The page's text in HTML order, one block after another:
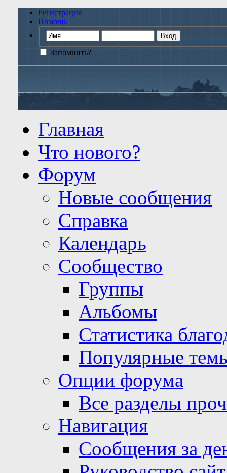
Регистрация
Помощь
Запомнить?
Главная
Что нового?
Форум
Новые сообщения
Справка
Календарь
Сообщество
Группы
Альбомы
Статистика
Популярные
Опции форума
Все разделы
Навигация
Сообщения за